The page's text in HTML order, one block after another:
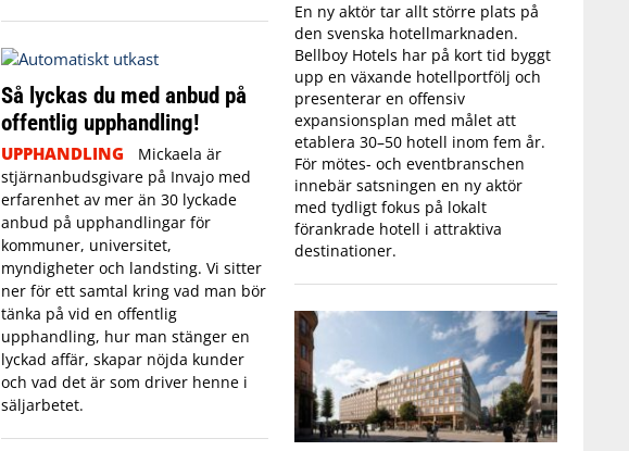
Så lyckas du med anbud på
offentlig upphandling!
UPPHANDLING
Mickaela är
stjärnanbudsgivare på Invajo med
erfarenhet av mer än 30 lyckade
anbud på upphandlingar för
kommuner, universitet,
myndigheter och landsting. Vi sitter
ner för ett samtal kring vad man bör
tänka på vid en offentlig
upphandling, hur man stänger en
lyckad affär, skapar nöjda kunder
och vad det är som driver henne i
säljarbetet.
En ny aktör tar allt större plats på
den svenska hotellmarknaden.
Bellboy Hotels har på kort tid byggt
upp en växande hotellportfölj och
presenterar en offensiv
expansionsplan med målet att
etablera 30–50 hotell inom fem år.
För mötes- och eventbranschen
innebär satsningen en ny aktör
med tydligt fokus på lokalt
förankrade hotell i attraktiva
destinationer.